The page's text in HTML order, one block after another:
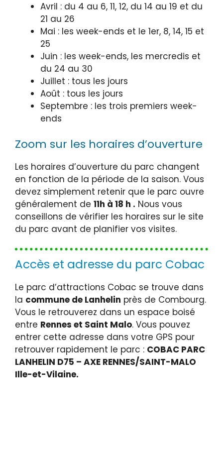
Avril : du 4 au 6, 11, 12, du 14 au 19 et du
21 au 26
Mai : les week-ends et le 1er, 8, 14, 15 et
25
Juin : les week-ends, les mercredis et
du 24 au 30
Juillet : tous les jours
Août : tous les jours
Septembre : les trois premiers week-
ends
Zoom sur les horaires d’ouverture
Les horaires d’ouverture du parc changent
en fonction de la période de la saison. Vous
devez simplement retenir que le parc ouvre
généralement de 11h à 18 h . Nous vous
conseillons de vérifier les horaires sur le site
du parc avant de planifier vos visites.
Accès et adresse du parc Cobac
Le parc d’attractions Cobac se trouve dans
la commune de Lanhelin près de Combourg.
Vous le retrouverez dans un espace boisé
entre Rennes et Saint Malo. Vous pouvez
entrer cette adresse dans votre GPS pour
retrouver rapidement le parc : COBAC PARC
LANHELIN D75 – AXE RENNES/SAINT-MALO
Ille-et-Vilaine.